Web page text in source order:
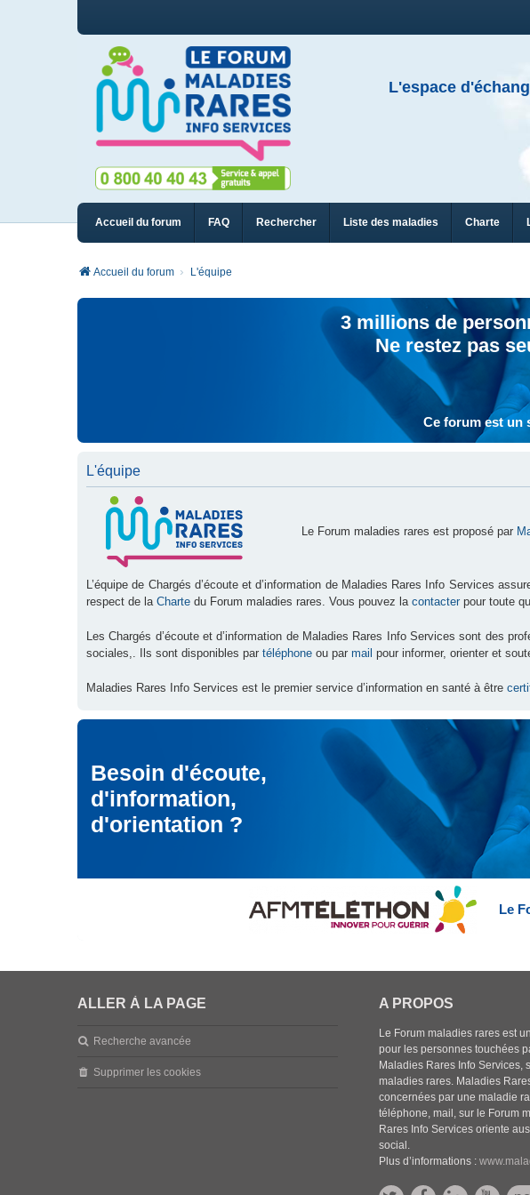
L'espace
Accueil du forum FAQ Rechercher Liste des maladies Charte
Accueil du forum L'équipe
3 millions de
Ne restez pas
Ce forum est un
L'équipe
Le Forum maladies rares est proposé par
L’équipe de Chargés d’écoute et d’information de Maladies Rares Info Services
respect de la Charte du Forum maladies rares. Vous pouvez la contacter pour toute
Les Chargés d’écoute et d’information de Maladies Rares Info Services sont des
sociales,. Ils sont disponibles par téléphone ou par mail pour informer, orienter et
Maladies Rares Info Services est le premier service d’information en santé à être
Besoin d'écoute,
d'information,
d'orientation ?
Le
ALLER À LA PAGE
Recherche avancée
Supprimer les cookies
A PROPOS
Le Forum maladies rares est
pour les personnes touchées
Maladies Rares Info Services,
maladies rares. Maladies
concernées par une maladie
téléphone, mail, sur le Forum
Rares Info Services oriente
social.
Plus d’informations :